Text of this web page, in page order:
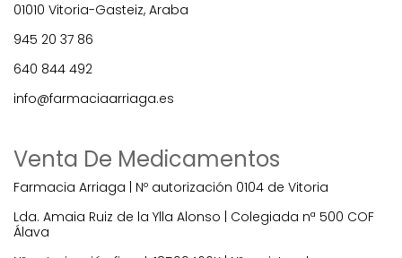
01010 Vitoria-Gasteiz, Araba
945 20 37 86
640 844 492
info@farmaciaarriaga.es
Venta De Medicamentos
Farmacia Arriaga | Nº autorización 0104 de Vitoria
Lda. Amaia Ruiz de la Ylla Alonso | Colegiada nª 500 COF
Álava